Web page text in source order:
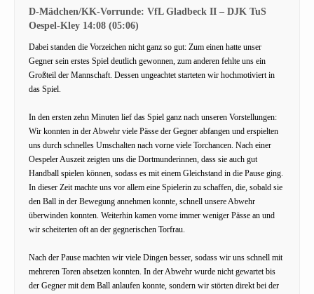
D-Mädchen/KK-Vorrunde: VfL Gladbeck II – DJK TuS
Oespel-Kley 14:08 (05:06)
Dabei standen die Vorzeichen nicht ganz so gut: Zum einen hatte unser
Gegner sein erstes Spiel deutlich gewonnen, zum anderen fehlte uns ein
Großteil der Mannschaft. Dessen ungeachtet starteten wir hochmotiviert in
das Spiel.
In den ersten zehn Minuten lief das Spiel ganz nach unseren Vorstellungen:
Wir konnten in der Abwehr viele Pässe der Gegner abfangen und erspielten
uns durch schnelles Umschalten nach vorne viele Torchancen. Nach einer
Oespeler Auszeit zeigten uns die Dortmunderinnen, dass sie auch gut
Handball spielen können, sodass es mit einem Gleichstand in die Pause ging.
In dieser Zeit machte uns vor allem eine Spielerin zu schaffen, die, sobald sie
den Ball in der Bewegung annehmen konnte, schnell unsere Abwehr
überwinden konnten. Weiterhin kamen vorne immer weniger Pässe an und
wir scheiterten oft an der gegnerischen Torfrau.
Nach der Pause machten wir viele Dingen besser, sodass wir uns schnell mit
mehreren Toren absetzen konnten. In der Abwehr wurde nicht gewartet bis
der Gegner mit dem Ball anlaufen konnte, sondern wir störten direkt bei der